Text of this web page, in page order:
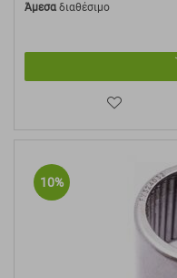
Άμεσα διαθέσιμο
10%